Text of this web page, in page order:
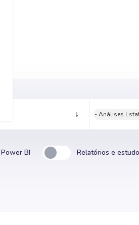
- Análises
Power BI Relatórios e